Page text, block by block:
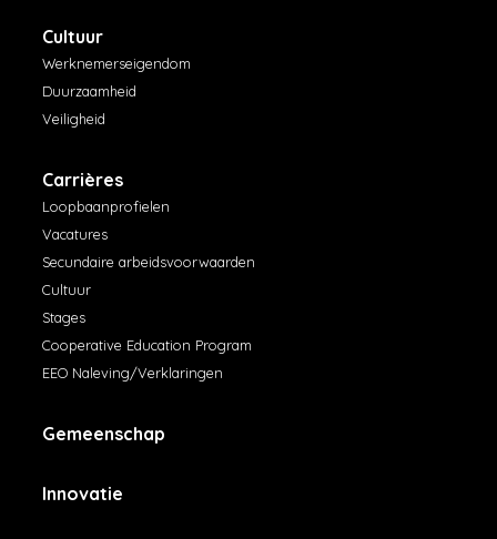
Cultuur
Werknemerseigendom
Duurzaamheid
Veiligheid
Carrières
Loopbaanprofielen
Vacatures
Secundaire arbeidsvoorwaarden
Cultuur
Stages
Cooperative Education Program
EEO Naleving/Verklaringen
Gemeenschap
Innovatie